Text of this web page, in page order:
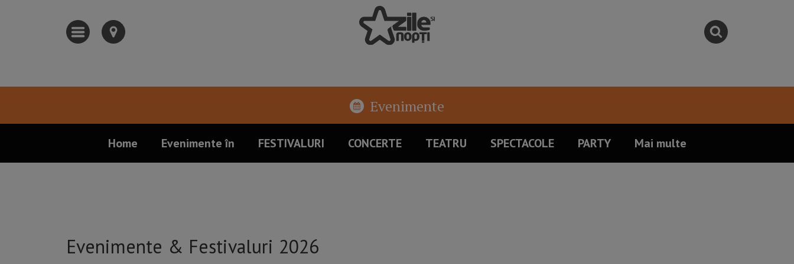
Evenimente
Home Evenimente în FESTIVALURI CONCERTE TEATRU SPECTACOLE PARTY Mai multe
Evenimente & Festivaluri 2026